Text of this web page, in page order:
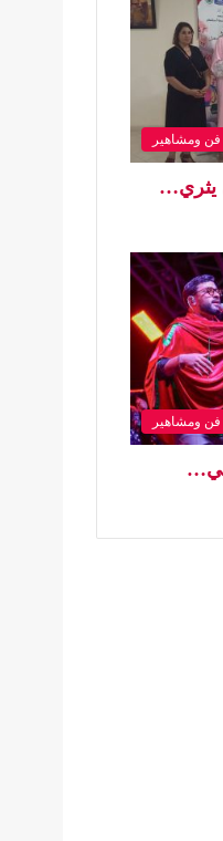
فن ومشاهير
يثري…
فن ومشاهير
في…